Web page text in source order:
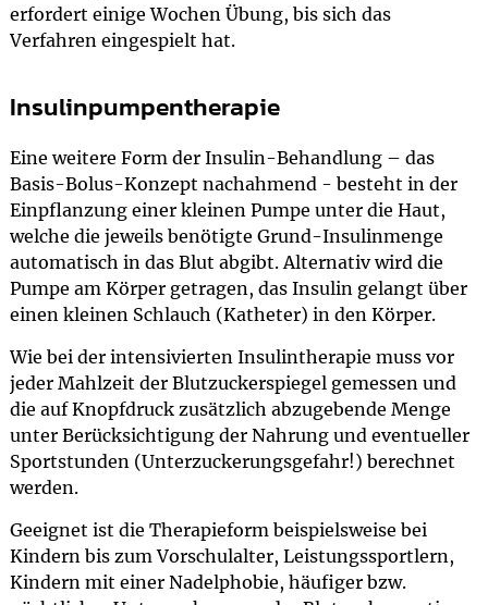
erfordert einige Wochen Übung, bis sich das
Verfahren eingespielt hat.
Insulinpumpentherapie
Eine weitere Form der Insulin-Behandlung – das
Basis-Bolus-Konzept nachahmend - besteht in der
Einpflanzung einer kleinen Pumpe unter die Haut,
welche die jeweils benötigte Grund-Insulinmenge
automatisch in das Blut abgibt. Alternativ wird die
Pumpe am Körper getragen, das Insulin gelangt über
einen kleinen Schlauch (Katheter) in den Körper.
Wie bei der intensivierten Insulintherapie muss vor
jeder Mahlzeit der Blutzuckerspiegel gemessen und
die auf Knopfdruck zusätzlich abzugebende Menge
unter Berücksichtigung der Nahrung und eventueller
Sportstunden (Unterzuckerungsgefahr!) berechnet
werden.
Geeignet ist die Therapieform beispielsweise bei
Kindern bis zum Vorschulalter, Leistungssportlern,
Kindern mit einer Nadelphobie, häufiger bzw.